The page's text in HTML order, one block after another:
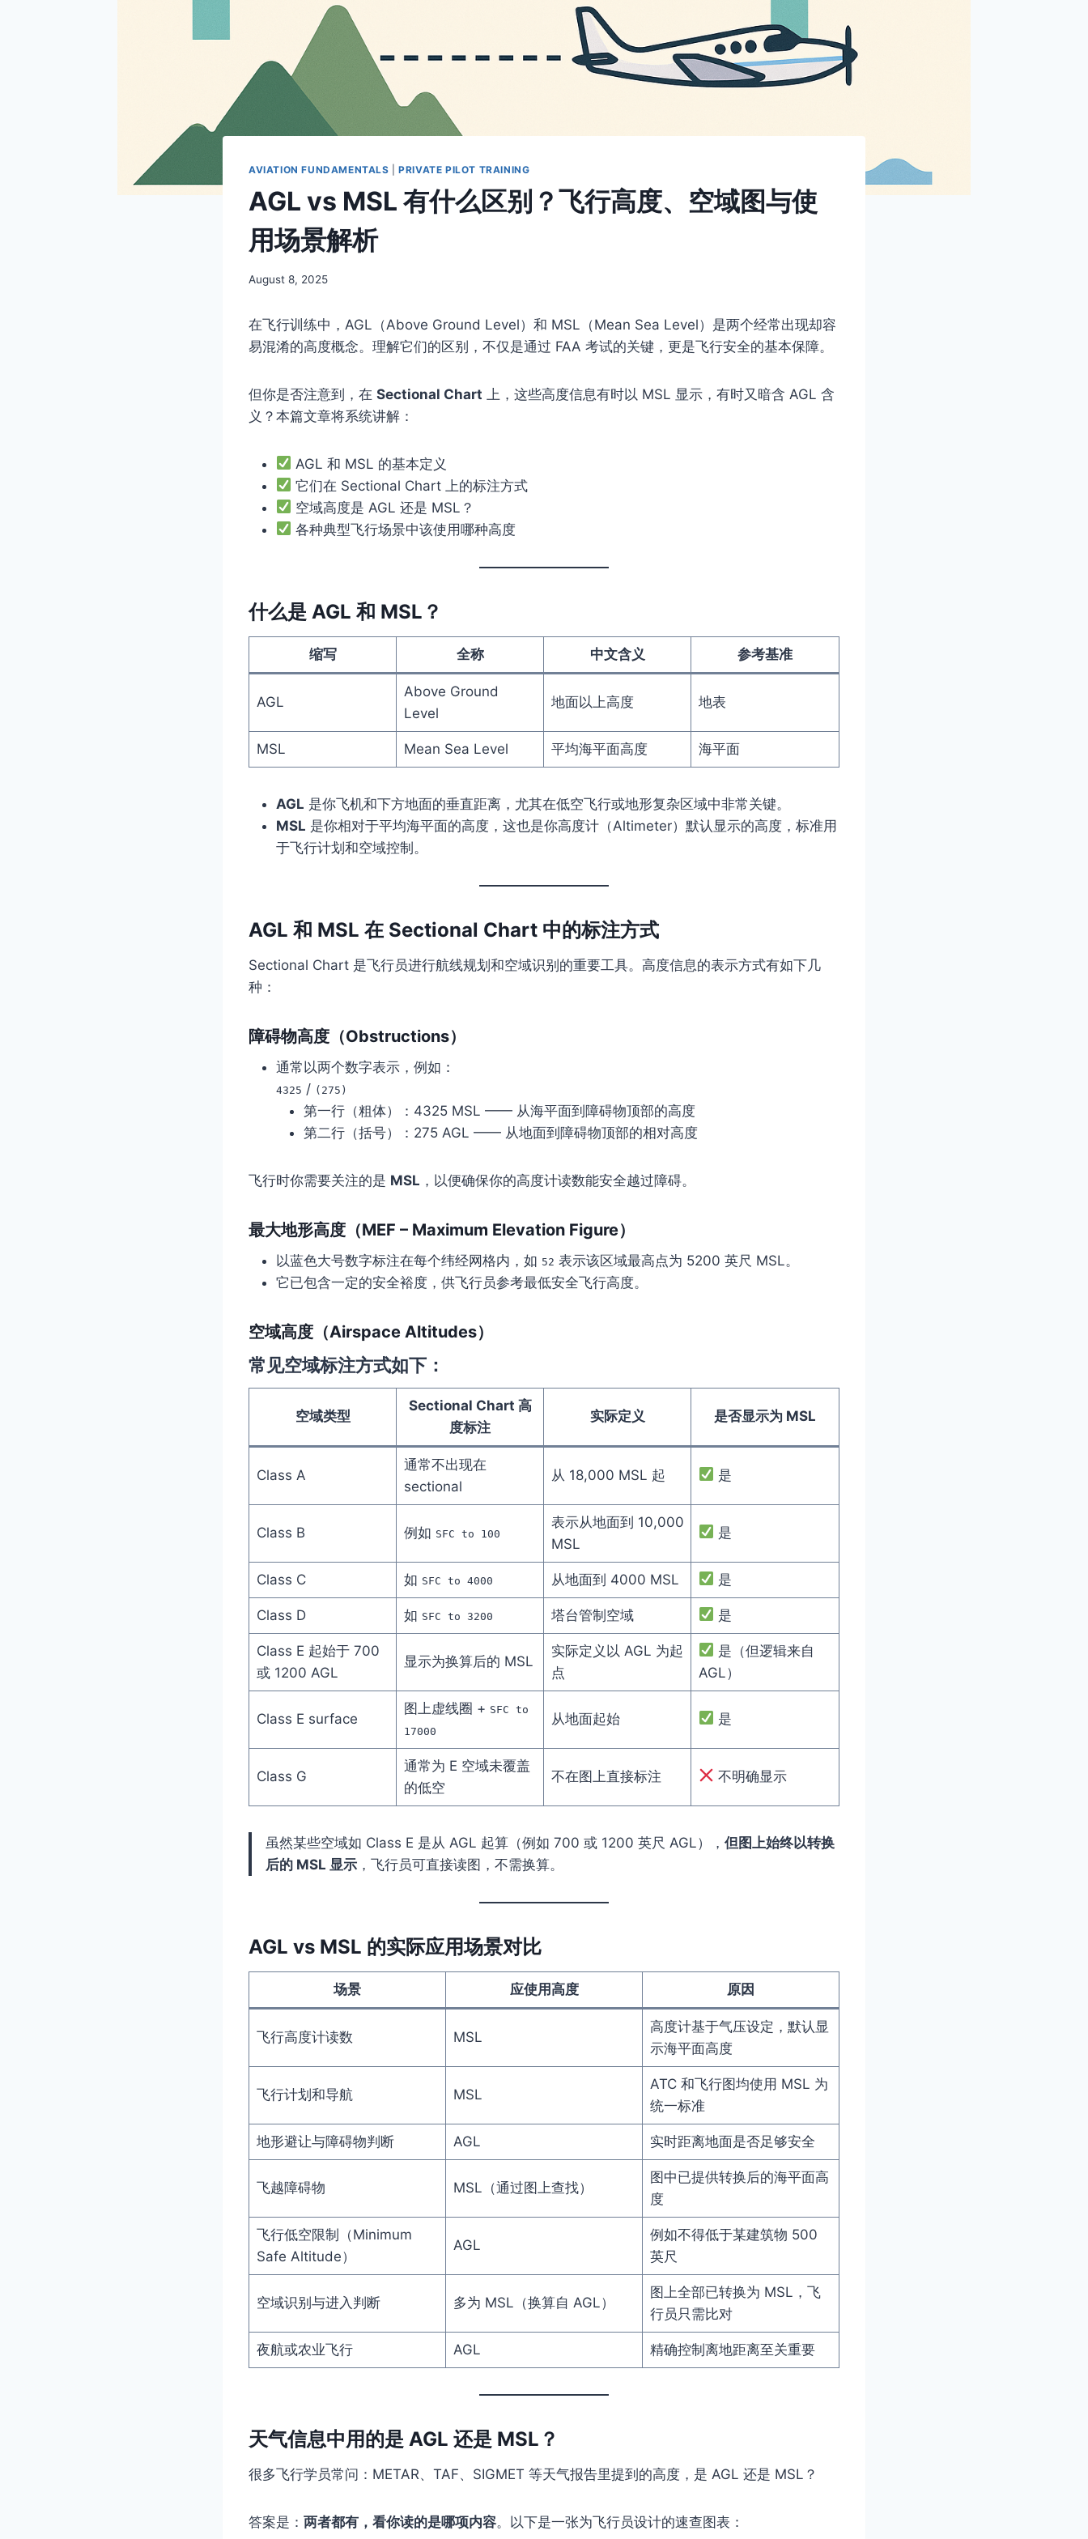
AVIATION FUNDAMENTALS |PRIVATE PILOT TRAINING
AGL vs MSL 有什么区别？飞行高度、空域图与使
用场景解析
By
August 8, 2025
在飞行训练中，AGL（Above Ground Level）和 MSL（Mean Sea Level）是两个经常出现却容
易混淆的高度概念。理解它们的区别，不仅是通过 FAA 考试的关键，更是飞行安全的基本保障。
但你是否注意到，在 Sectional Chart 上，这些高度信息有时以 MSL 显示，有时又暗含 AGL 含
义？本篇文章将系统讲解：
AGL 和 MSL 的基本定义
它们在 Sectional Chart 上的标注方式
空域高度是 AGL 还是 MSL？
各种典型飞行场景中该使用哪种高度
什么是 AGL 和 MSL？
缩写 全称 中文含义 参考基准
AGL
Above Ground
Level
地面以上高度 地表
MSL Mean Sea Level 平均海平面高度 海平面
AGL 是你飞机和下方地面的垂直距离，尤其在低空飞行或地形复杂区域中非常关键。
MSL 是你相对于平均海平面的高度，这也是你高度计（Altimeter）默认显示的高度，标准用
于飞行计划和空域控制。
AGL 和 MSL 在 Sectional Chart 中的标注方式
Sectional Chart 是飞行员进行航线规划和空域识别的重要工具。高度信息的表示方式有如下几
种：
障碍物高度（Obstructions）
通常以两个数字表示，例如：
4325 / (275)
第一行（粗体）：4325 MSL —— 从海平面到障碍物顶部的高度
第二行（括号）：275 AGL —— 从地面到障碍物顶部的相对高度
飞行时你需要关注的是 MSL ，以便确保你的高度计读数能安全越过障碍。
最大地形高度（MEF – Maximum Elevation Figure）
以蓝色大号数字标注在每个纬经网格内，如 52 表示该区域最高点为 5200 英尺 MSL。
它已包含一定的安全裕度，供飞行员参考最低安全飞行高度。
空域高度（Airspace Altitudes）
常见空域标注方式如下：
空域类型
Sectional Chart 高
度标注
实际定义 是否显示为 MSL
Class A
通常不出现在
sectional
从 18,000 MSL 起 是
Class B 例如 SFC to 100
表示从地面到 10,000
MSL
是
Class C 如 SFC to 4000 从地面到 4000 MSL 是
Class D 如 SFC to 3200 塔台管制空域 是
Class E 起始于 700
或 1200 AGL
显示为换算后的 MSL
实际定义以 AGL 为起
点
是（但逻辑来自
AGL）
Class E surface
图上虚线圈 + SFC to
17000
从地面起始 是
Class G
通常为 E 空域未覆盖
的低空
不在图上直接标注 不明确显示
虽然某些空域如 Class E 是从 AGL 起算（例如 700 或 1200 英尺 AGL）， 但图上始终以转换
后的 MSL 显示 ，飞行员可直接读图，不需换算。
AGL vs MSL 的实际应用场景对比
场景 应使用高度 原因
飞行高度计读数 MSL
高度计基于气压设定，默认显
示海平面高度
飞行计划和导航 MSL
ATC 和飞行图均使用 MSL 为
统一标准
地形避让与障碍物判断 AGL 实时距离地面是否足够安全
飞越障碍物 MSL（通过图上查找）
图中已提供转换后的海平面高
度
飞行低空限制（Minimum
Safe Altitude）
AGL
例如不得低于某建筑物 500
英尺
空域识别与进入判断 多为 MSL（换算自 AGL）
图上全部已转换为 MSL，飞
行员只需比对
夜航或农业飞行 AGL 精确控制离地距离至关重要
天气信息中用的是 AGL 还是 MSL？
很多飞行学员常问：METAR、TAF、SIGMET 等天气报告里提到的高度，是 AGL 还是 MSL？
答案是： 两者都有，看你读的是哪项内容。以下是一张为飞行员设计的速查图表：